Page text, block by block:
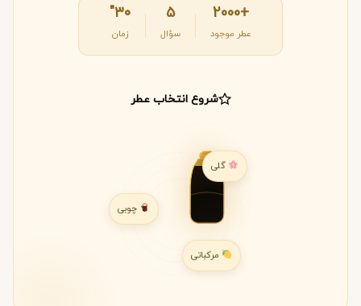
+2000
عطر موجود
۵
سؤال
۳۰"
زمان
شروع انتخاب عطر
گلی
چوبی
مرکباتی